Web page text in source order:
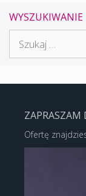
WYSZUKIWANIE
ZAPRASZAM
Ofertę